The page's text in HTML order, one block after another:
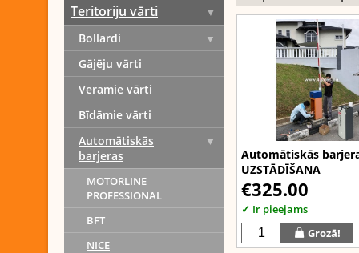
Teritoriju vārti
Bollardi
Gājēju vārti
Veramie vārti
Bīdāmie vārti
Automātiskās
barjeras
MOTORLINE
PROFESSIONAL
BFT
NICE
Automātiskās
UZSTĀDĪŠANA
€325.00
✓ Ir pieejams
Grozā!